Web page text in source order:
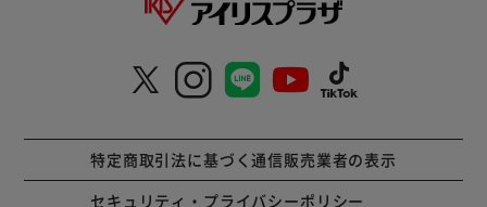
特定商取引法に基づく通信販売業者の表示
セキュリティ・プライバシーポリシー